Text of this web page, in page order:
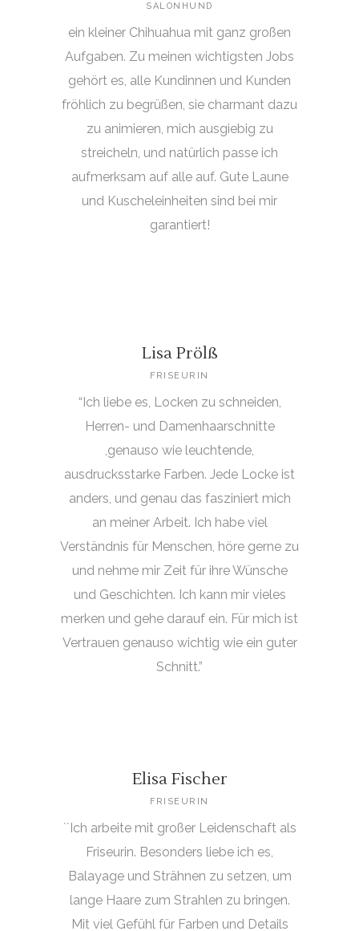
SALONHUND
ein kleiner Chihuahua mit ganz großen
Aufgaben. Zu meinen wichtigsten Jobs
gehört es, alle Kundinnen und Kunden
fröhlich zu begrüßen, sie charmant dazu
zu animieren, mich ausgiebig zu
streicheln, und natürlich passe ich
aufmerksam auf alle auf. Gute Laune
und Kuscheleinheiten sind bei mir
garantiert!
Lisa Prölß
FRISEURIN
“Ich liebe es, Locken zu schneiden,
Herren- und Damenhaarschnitte
,genauso wie leuchtende,
ausdrucksstarke Farben. Jede Locke ist
anders, und genau das fasziniert mich
an meiner Arbeit. Ich habe viel
Verständnis für Menschen, höre gerne zu
und nehme mir Zeit für ihre Wünsche
und Geschichten. Ich kann mir vieles
merken und gehe darauf ein. Für mich ist
Vertrauen genauso wichtig wie ein guter
Schnitt.”
Elisa Fischer
FRISEURIN
``Ich arbeite mit großer Leidenschaft als
Friseurin. Besonders liebe ich es,
Balayage und Strähnen zu setzen, um
lange Haare zum Strahlen zu bringen.
Mit viel Gefühl für Farben und Details